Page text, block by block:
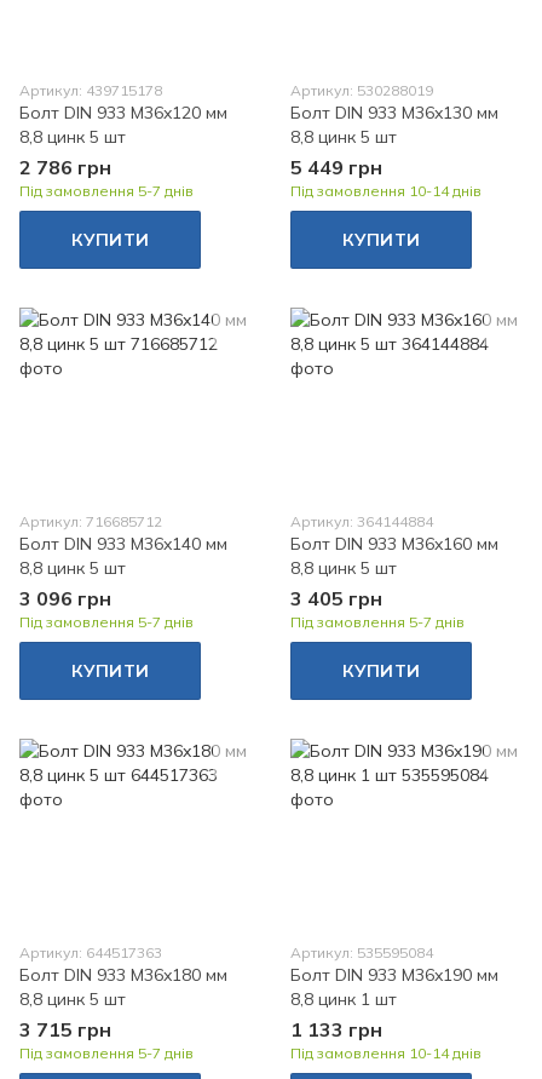
Артикул: 439715178
Болт DIN 933 M36x120 мм
8,8 цинк 5 шт
2 786 грн
Під замовлення 5-7 днів
КУПИТИ
Артикул: 530288019
Болт DIN 933 M36x130 мм
8,8 цинк 5 шт
5 449 грн
Під замовлення 10-14 днів
КУПИТИ
Артикул: 716685712
Болт DIN 933 M36x140 мм
8,8 цинк 5 шт
3 096 грн
Під замовлення 5-7 днів
КУПИТИ
Артикул: 364144884
Болт DIN 933 M36x160 мм
8,8 цинк 5 шт
3 405 грн
Під замовлення 5-7 днів
КУПИТИ
Артикул: 644517363
Болт DIN 933 M36x180 мм
8,8 цинк 5 шт
3 715 грн
Під замовлення 5-7 днів
Артикул: 535595084
Болт DIN 933 M36x190 мм
8,8 цинк 1 шт
1 133 грн
Під замовлення 10-14 днів